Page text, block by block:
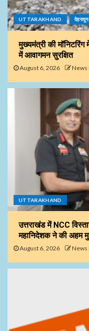
UTTARAKHAND देहरादून
मुख्यमंत्री की मॉनिटरिंग
में आवागमन सुरक्षित
August 6, 2026 News
UTTARAKHAND
उत्तराखंड में NCC
महानिदेशक ने की अहम
August 6, 2026 News